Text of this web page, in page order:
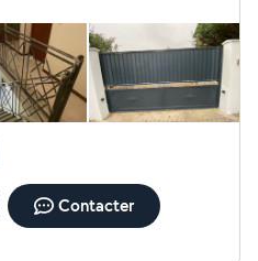
Contacter